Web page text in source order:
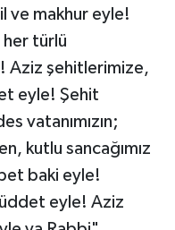
ve makhur eyle!
her türlü
Aziz şehitlerimize,
eyle! Şehit
vatanımızın;
kutlu sancağımız
baki eyle!
eyle! Aziz